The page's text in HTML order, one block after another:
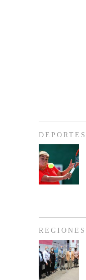
DEPORTES
REGIONES